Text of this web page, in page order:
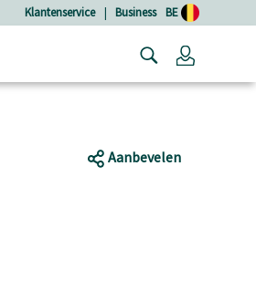
Klantenservice | Business BE
Aanbevelen